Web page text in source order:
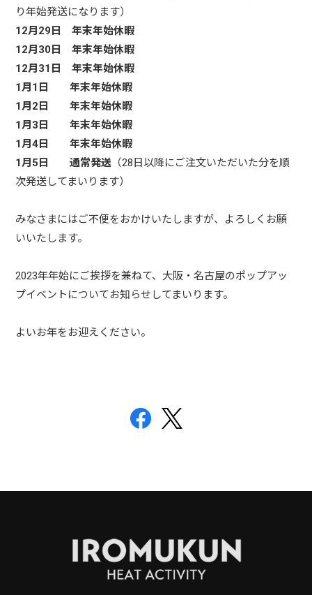
り年始発送になります）
12月29日 年末年始休暇
12月30日 年末年始休暇
12月31日 年末年始休暇
1月1日 年末年始休暇
1月2日 年末年始休暇
1月3日 年末年始休暇
1月4日 年末年始休暇
1月5日 通常発送 （28日以降にご注文いただいた分を順
次発送してまいります）
みなさまにはご不便をおかけいたしますが、よろしくお願
いいたします。
2023年年始にご挨拶を兼ねて、大阪・名古屋のポップアッ
プイベントについてお知らせしてまいります。
よいお年をお迎えください。